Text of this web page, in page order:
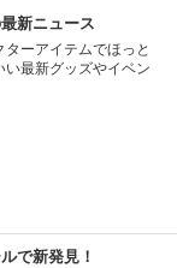
新ニュース
ーアイテムでほっと
い最新グッズやイベン
で新発見！